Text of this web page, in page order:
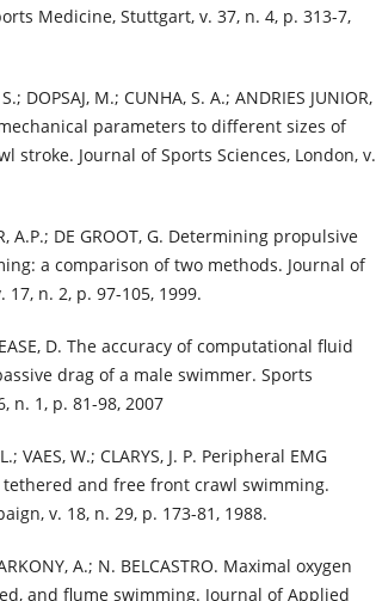
Medicine, Stuttgart, v. 37, n. 4, p. 313-7,
DOPSAJ, M.; CUNHA, S. A.; ANDRIES JUNIOR,
parameters to different sizes of
stroke. Journal of Sports Sciences, London, v.
A.P.; DE GROOT, G. Determining propulsive
a comparison of two methods. Journal of
17, n. 2, p. 97-105, 1999.
D. The accuracy of computational fluid
drag of a male swimmer. Sports
n. 1, p. 81-98, 2007
VAES, W.; CLARYS, J. P. Peripheral EMG
and free front crawl swimming.
v. 18, n. 29, p. 173-81, 1988.
A.; N. BELCASTRO. Maximal oxygen
and flume swimming. Journal of Applied